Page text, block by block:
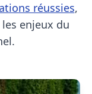
réussies,
enjeux du